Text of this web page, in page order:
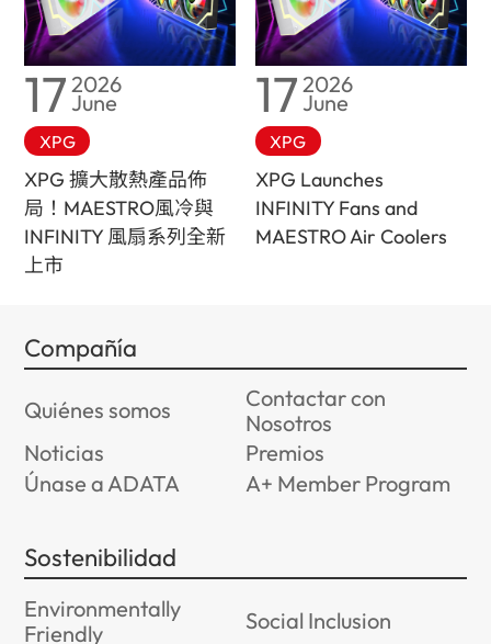
17 2026
June
XPG
XPG 擴大散熱產品佈
局！MAESTRO風冷與
INFINITY 風扇系列全新
上市
17 2026
June
XPG
XPG Launches
INFINITY Fans and
MAESTRO Air Coolers
Compañía
Quiénes somos
Contactar con
Nosotros
Noticias
Premios
Únase a ADATA
A+ Member Program
Sostenibilidad
Environmentally
Friendly
Social Inclusion